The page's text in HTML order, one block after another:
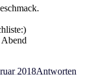
2018Antworten